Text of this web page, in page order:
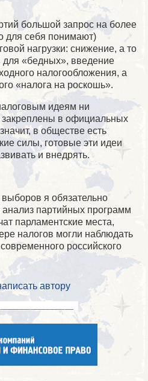
большой запрос на более
для себя понимают)
нагрузки: снижение, а то
«бедных», введение
налогообложения, а
«налога на роскошь».
идеям ни
закреплены в официальных
в обществе есть
силы, готовые эти идеи
и внедрять.
я обязательно
партийных программ
парламентские места,
налогов могли наблюдать
российского
автору